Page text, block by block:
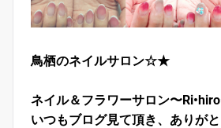
鳥栖のネイルサロン☆★
ネイル＆フラワーサロン〜Ri•hiro
いつもブログ見て頂き、ありが